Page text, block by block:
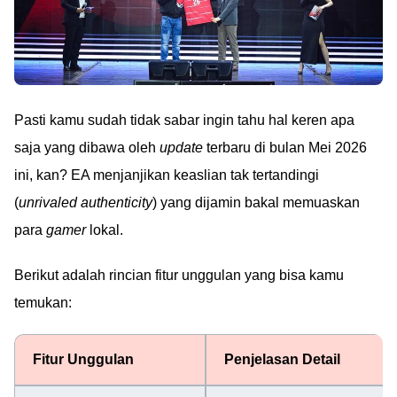
Pasti kamu sudah tidak sabar ingin tahu hal keren apa
saja yang dibawa oleh update terbaru di bulan Mei 2026
ini, kan? EA menjanjikan keaslian tak tertandingi
(unrivaled authenticity) yang dijamin bakal memuaskan
para gamerlokal.
Berikut adalah rincian fitur unggulan yang bisa kamu
temukan:
Fitur Unggulan Penjelasan Detail